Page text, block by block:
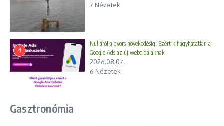
Gyanúsítottként hallgatta ki
Donáth Annát
2024.09.05.
A rozsda nem ellenfél
2024.10.18.
7 Nézetek
4
Nulláról a gyors növekedésig: Ezért kihagyhatatlan a
Google Ads az új weboldalaknak
2026.08.07.
6 Nézetek
Gasztronómia